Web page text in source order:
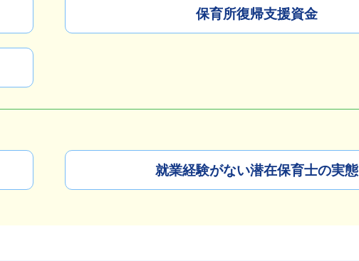
保育所復帰支援資金
就業経験がない潜在保育士の実態